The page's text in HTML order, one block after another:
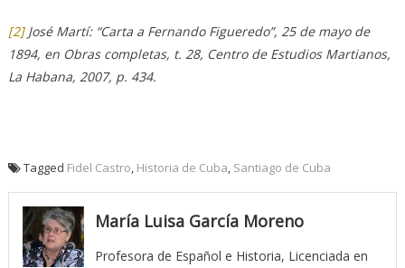
[2]José Martí: “Carta a Fernando Figueredo”, 25 de mayo de
1894, en Obras completas, t. 28, Centro de Estudios Martianos,
La Habana, 2007, p. 434.
Tagged Fidel Castro Historia de Cuba Santiago de Cuba
María Luisa García Moreno
Profesora de Español e Historia, Licenciada en